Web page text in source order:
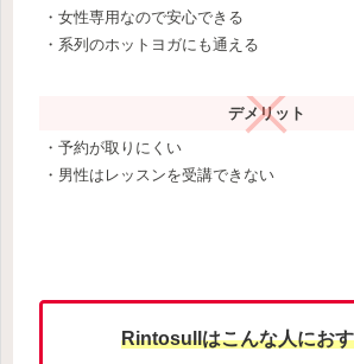
・女性専用なので安心できる
・系列のホットヨガにも通える
デメリット
・予約が取りにくい
・男性はレッスンを受講できない
Rintosullはこんな人にお